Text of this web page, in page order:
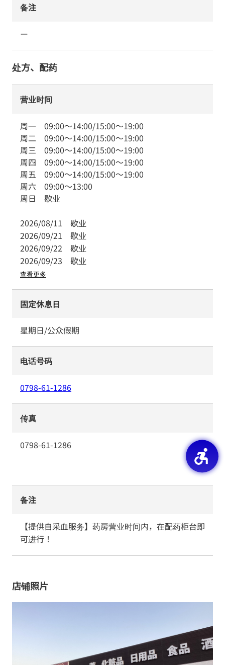
备注
ー
处方、配药
营业时间
周一 09:00～14:00/15:00～19:00
周二 09:00～14:00/15:00～19:00
周三 09:00～14:00/15:00～19:00
周四 09:00～14:00/15:00～19:00
周五 09:00～14:00/15:00～19:00
周六 09:00～13:00
周日 歇业
2026/08/11 歇业
2026/09/21 歇业
2026/09/22 歇业
2026/09/23 歇业
查看更多
固定休息日
星期日/公众假期
电话号码
0798-61-1286
传真
0798-61-1286
备注
【提供自采血服务】药房营业时间内，在配药柜台即
可进行！
店铺照片